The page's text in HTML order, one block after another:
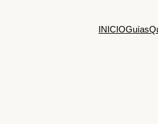
INICIOGuías